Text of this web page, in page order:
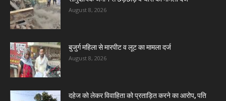
August 8, 2026
बुजुर्ग महिला से मारपीट व लूट का मामला दर्ज
August 8, 2026
दहेज को लेकर विवाहिता को प्रताड़ित करने का आरोप, पति